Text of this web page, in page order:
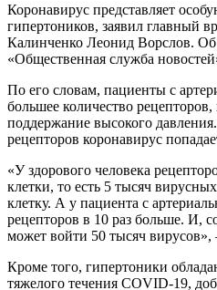
Коронавирус представляет
гипертоников, заявил главный
Калинченко Леонид Ворслов. Об
«Общественная служба
По его словам, пациенты с
большее количество
поддержание высокого
рецепторов коронавирус
«У здорового человека
клетки, то есть 5 тысяч
клетку. А у пациента с
рецепторов в 10 раз больше. И,
может войти 50 тысяч вирусов»,
Кроме того, гипертоники
тяжелого течения COVID-19,